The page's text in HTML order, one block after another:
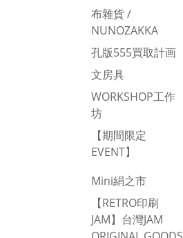
布雜貨 /
NUNOZAKKA
孔版555買取計画
文房具
WORKSHOP工作
坊
【期間限定
EVENT】
Mini絹之市
【RETRO印刷
JAM】台灣JAM